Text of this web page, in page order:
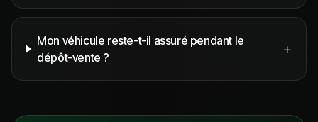
Mon véhicule reste-t-il assuré pendant le
dépôt-vente ?
+